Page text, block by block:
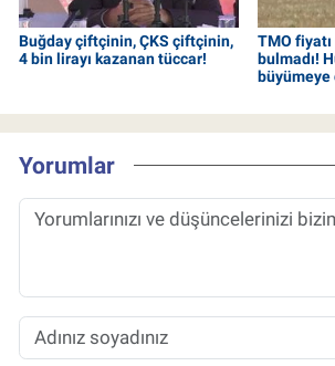
Buğday çiftçinin, ÇKS çiftçinin,
4 bin lirayı kazanan tüccar!
TMO fiyatı
bulmadı!
büyümeye
Yorumlar